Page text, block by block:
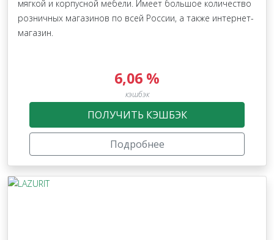
мягкой и корпусной мебели. Имеет большое количество
розничных магазинов по всей России, а также интернет-
магазин.
6,06 %
кэшбэк
ПОЛУЧИТЬ КЭШБЭК
Подробнее